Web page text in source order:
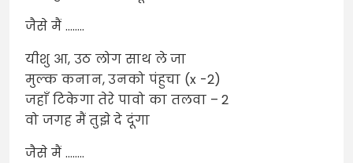
जैसे मैं ……..
यीशु आ, उठ लोग साथ ले जा
मुल्क कनान, उनको पंहुचा (x -2)
जहाँ टिकेगा तेरे पावो का तलवा – 2
वो जगह मैं तुझे दे दूंगा
जैसे मैं ……..